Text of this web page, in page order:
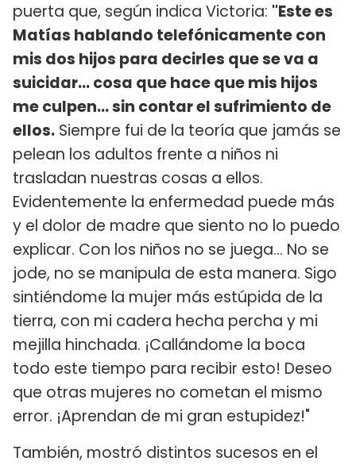
puerta que, según indica Victoria: "Este es
Matías hablando telefónicamente con
mis dos hijos para decirles que se va a
suicidar... cosa que hace que mis hijos
me culpen... sin contar el sufrimiento de
ellos. Siempre fui de la teoría que jamás se
pelean los adultos frente a niños ni
trasladan nuestras cosas a ellos.
Evidentemente la enfermedad puede más
y el dolor de madre que siento no lo puedo
explicar. Con los niños no se juega... No se
jode, no se manipula de esta manera. Sigo
sintiéndome la mujer más estúpida de la
tierra, con mi cadera hecha percha y mi
mejilla hinchada. ¡Callándome la boca
todo este tiempo para recibir esto! Deseo
que otras mujeres no cometan el mismo
error. ¡Aprendan de mi gran estupidez!"
También, mostró distintos sucesos en el